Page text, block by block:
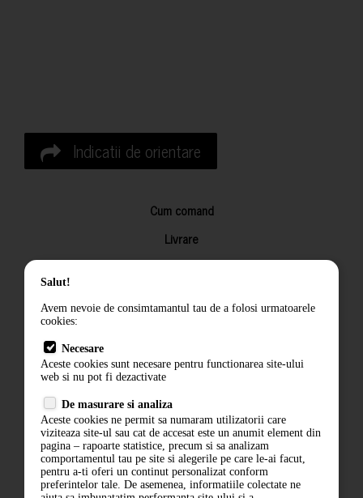
Indicatii de orientare
Cum comand
Livrare
Returnarea produselor
Termeni si conditii
Politica de confidentialitate
ANPC
Salut!
Avem nevoie de consimtamantul tau de a folosi urmatoarele
cookies:
Necesare
Aceste cookies sunt necesare pentru functionarea site-ului
web si nu pot fi dezactivate
De masurare si analiza
Aceste cookies ne permit sa numaram utilizatorii care
viziteaza site-ul sau cat de accesat este un anumit element din
pagina – rapoarte statistice, precum si sa analizam
comportamentul tau pe site si alegerile pe care le-ai facut,
pentru a-ti oferi un continut personalizat conform
preferintelor tale. De asemenea, informatiile colectate ne